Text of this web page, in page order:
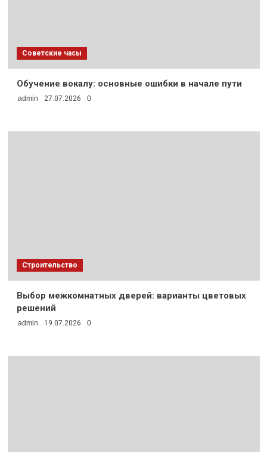
Советские часы
Обучение вокалу: основные ошибки в начале пути
admin 27.07.2026 0
Строительство
Выбор межкомнатных дверей: варианты цветовых
решений
admin 19.07.2026 0